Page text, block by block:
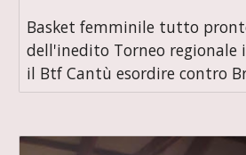
Basket femminile tutto
dell'inedito Torneo regionale
il Btf Cantù esordire contro